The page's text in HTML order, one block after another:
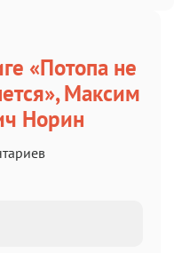
«Потопа не
Максим
Норин